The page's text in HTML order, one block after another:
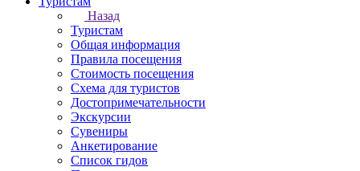
Назад
Туристам
Общая информация
Правила посещения
Стоимость посещения
Схема для туристов
Достопримечательности
Экскурсии
Сувениры
Анкетирование
Список гидов